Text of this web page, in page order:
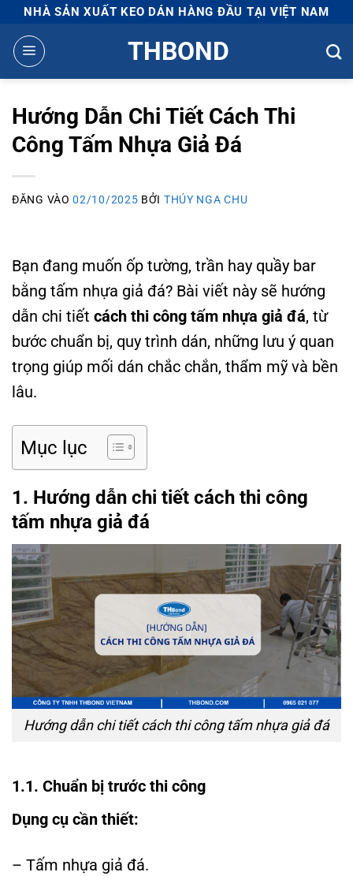
qua
nội
NHÀ SẢN XUẤT KEO DÁN HÀNG ĐẦU TẠI VIỆT NAM
THBOND
Hướng Dẫn Chi Tiết Cách Thi
Công Tấm Nhựa Giả Đá
ĐĂNG VÀO02/10/2025 BỞI THÚY NGA CHU
Bạn đang muốn ốp tường, trần hay quầy bar
bằng tấm nhựa giả đá? Bài viết này sẽ hướng
dẫn chi tiết cách thi công tấm nhựa giả đá, từ
bước chuẩn bị, quy trình dán, những lưu ý quan
trọng giúp mối dán chắc chắn, thẩm mỹ và bền
lâu.
Mục lục
1. Hướng dẫn chi tiết cách thi công
tấm nhựa giả đá
Hướng dẫn chi tiết cách thi công tấm nhựa giả đá
1.1. Chuẩn bị trước thi công
Dụng cụ cần thiết:
– Tấm nhựa giả đá.